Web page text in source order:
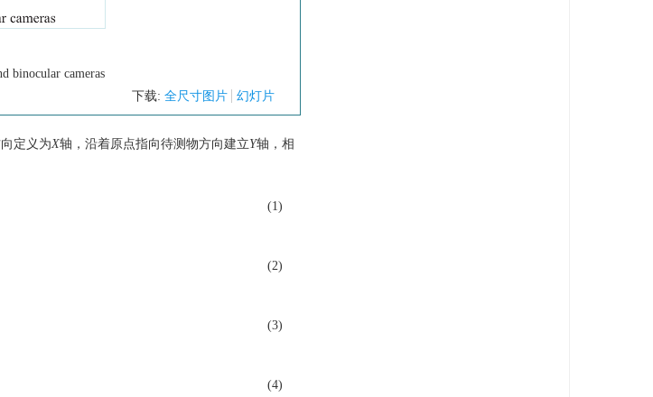
binocular cameras
下载: 全尺寸图片 幻灯片
定义为X轴，沿着原点指向待测物方向建立Y轴，相
(1)
(2)
(3)
(4)